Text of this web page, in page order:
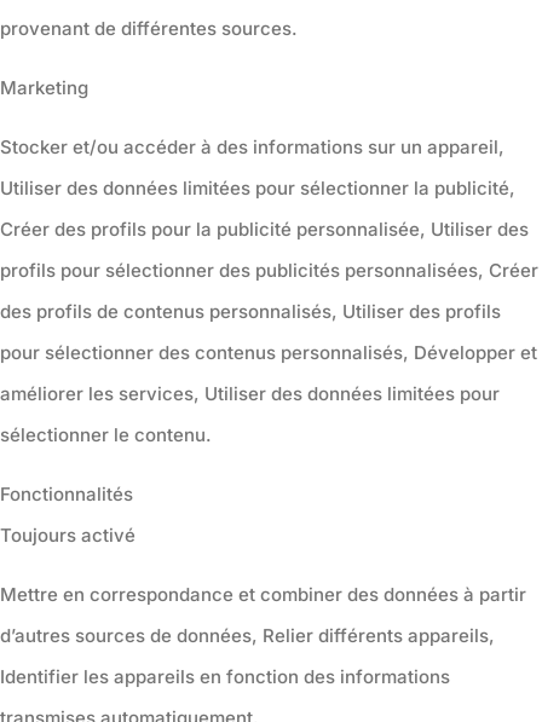
provenant de différentes sources.
Marketing
Stocker et/ou accéder à des informations sur un appareil,
Utiliser des données limitées pour sélectionner la publicité,
Créer des profils pour la publicité personnalisée, Utiliser des
profils pour sélectionner des publicités personnalisées, Créer
des profils de contenus personnalisés, Utiliser des profils
pour sélectionner des contenus personnalisés, Développer et
améliorer les services, Utiliser des données limitées pour
sélectionner le contenu.
Fonctionnalités
Toujours activé
Mettre en correspondance et combiner des données à partir
d’autres sources de données, Relier différents appareils,
Identifier les appareils en fonction des informations
transmises automatiquement.